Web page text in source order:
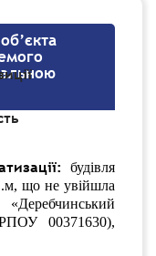
будівля
що не увійшла
00371630),